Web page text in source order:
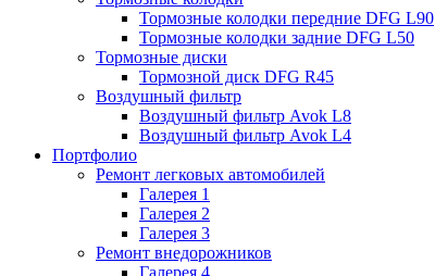
Тормозные колодки передние DFG L90
Тормозные колодки задние DFG L50
Тормозные диски
Тормозной диск DFG R45
Воздушный фильтр
Воздушный фильтр Avok L8
Воздушный фильтр Avok L4
Портфолио
Ремонт легковых автомобилей
Галерея 1
Галерея 2
Галерея 3
Ремонт внедорожников
Галерея 4